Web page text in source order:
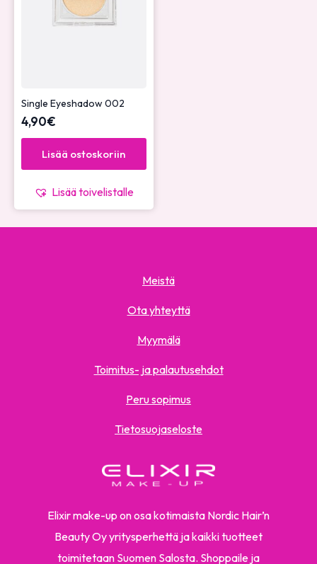
Single Eyeshadow 002
4,90€
Lisää ostoskoriin
Lisää toivelistalle
Elixir make-up on osa kotimaista Nordic Hair’n
Beauty Oy yritysperhettä ja kaikki tuotteet
toimitetaan Suomen Salosta. Shoppaile ja
Meistä
Ota yhteyttä
Myymälä
Toimitus- ja palautusehdot
Peru sopimus
Tietosuojaseloste